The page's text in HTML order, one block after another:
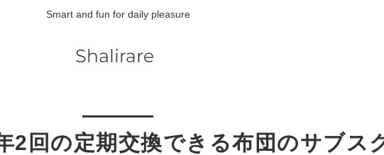
Smart and fun for daily pleasure
2回の定期交換できる布団のサブス